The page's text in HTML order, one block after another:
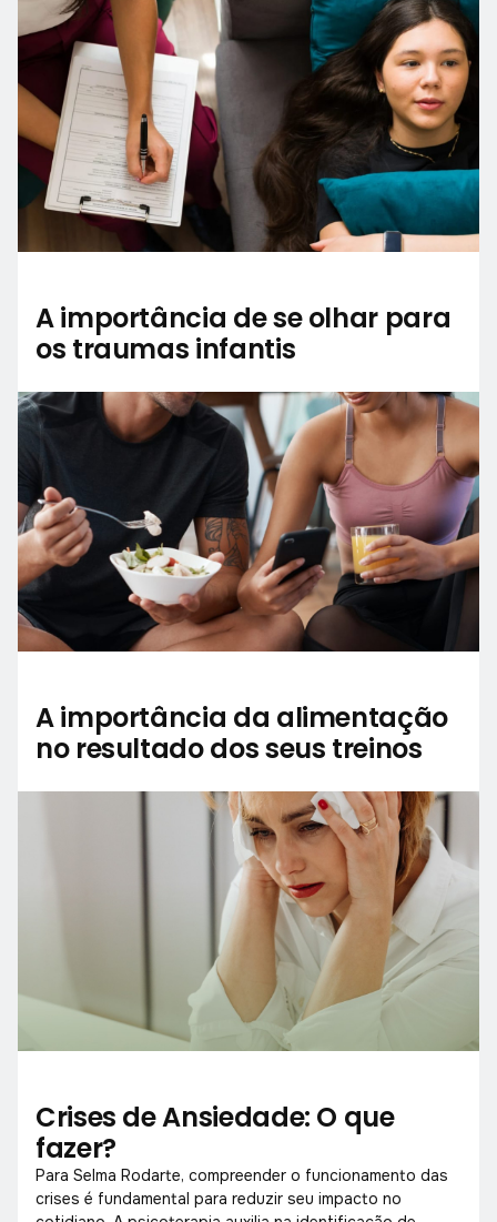
A importância de se olhar para
os traumas infantis
A importância da alimentação
no resultado dos seus treinos
Crises de Ansiedade: O que
fazer?
Para Selma Rodarte, compreender o funcionamento das
crises é fundamental para reduzir seu impacto no